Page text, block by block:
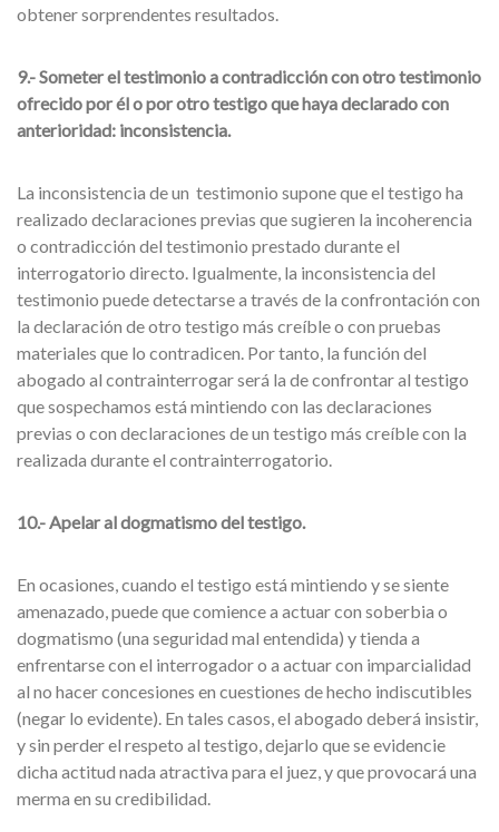
obtener sorprendentes resultados.
9.- Someter el testimonio a contradicción con otro testimonio
ofrecido por él o por otro testigo que haya declarado con
anterioridad: inconsistencia.
La inconsistencia de un testimonio supone que el testigo ha
realizado declaraciones previas que sugieren la incoherencia
o contradicción del testimonio prestado durante el
interrogatorio directo. Igualmente, la inconsistencia del
testimonio puede detectarse a través de la confrontación con
la declaración de otro testigo más creíble o con pruebas
materiales que lo contradicen. Por tanto, la función del
abogado al contrainterrogar será la de confrontar al testigo
que sospechamos está mintiendo con las declaraciones
previas o con declaraciones de un testigo más creíble con la
realizada durante el contrainterrogatorio.
10.- Apelar al dogmatismo del testigo.
En ocasiones, cuando el testigo está mintiendo y se siente
amenazado, puede que comience a actuar con soberbia o
dogmatismo (una seguridad mal entendida) y tienda a
enfrentarse con el interrogador o a actuar con imparcialidad
al no hacer concesiones en cuestiones de hecho indiscutibles
(negar lo evidente). En tales casos, el abogado deberá insistir,
y sin perder el respeto al testigo, dejarlo que se evidencie
dicha actitud nada atractiva para el juez, y que provocará una
merma en su credibilidad.